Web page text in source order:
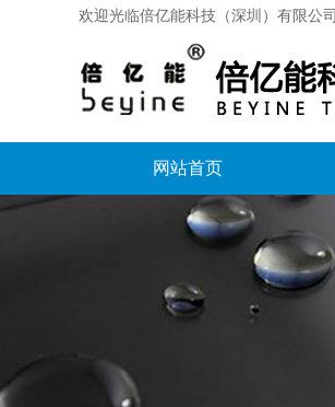
欢迎光临倍亿能科技（深圳）有限公司
网站首页